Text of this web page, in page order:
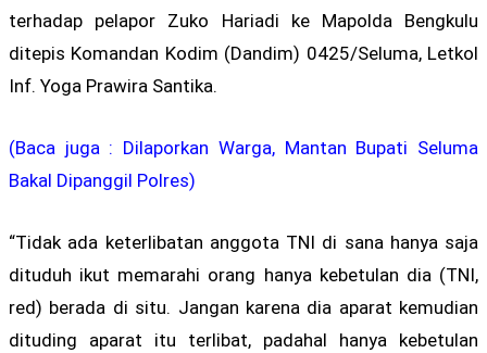
terhadap pelapor Zuko Hariadi ke Mapolda Bengkulu
ditepis Komandan Kodim (Dandim) 0425/Seluma, Letkol
Inf. Yoga Prawira Santika.
(Baca juga : Dilaporkan Warga, Mantan Bupati Seluma
Bakal Dipanggil Polres)
“Tidak ada keterlibatan anggota TNI di sana hanya saja
dituduh ikut memarahi orang hanya kebetulan dia (TNI,
red) berada di situ. Jangan karena dia aparat kemudian
dituding aparat itu terlibat, padahal hanya kebetulan